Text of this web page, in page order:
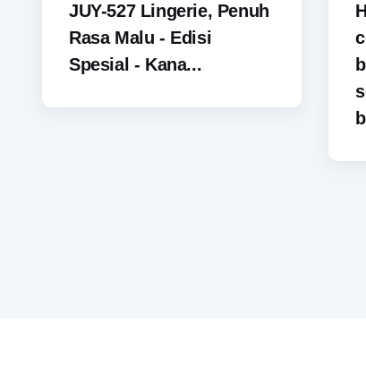
JUY-527 Lingerie, Penuh
Rasa Malu - Edisi
Spesial - Kana...